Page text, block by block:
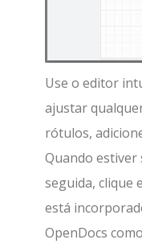
Use o editor
ajustar
rótulos,
Quando estiver
seguida, clique
está
OpenDocs